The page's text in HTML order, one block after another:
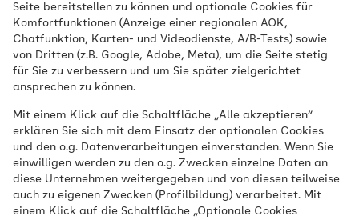
Seite bereitstellen zu können und optionale Cookies für
Komfortfunktionen (Anzeige einer regionalen AOK,
Chatfunktion, Karten- und Videodienste, A/B-Tests) sowie
von Dritten (z.B. Google, Adobe, Meta), um die Seite stetig
für Sie zu verbessern und um Sie später zielgerichtet
ansprechen zu können.
Mit einem Klick auf die Schaltfläche „Alle akzeptieren“
erklären Sie sich mit dem Einsatz der optionalen Cookies
und den o.g. Datenverarbeitungen einverstanden. Wenn Sie
einwilligen werden zu den o.g. Zwecken einzelne Daten an
diese Unternehmen weitergegeben und von diesen teilweise
auch zu eigenen Zwecken (Profilbildung) verarbeitet. Mit
einem Klick auf die Schaltfläche „Optionale Cookies
Warum Möhren
Superkräfte haben
Veröffentlicht am:
05.12.2025 5 Minuten Lesedauer
Im Theaterstück „Henrietta in Fructonia“
lernen Grundschulkinder spielerisch, wie
viel Gutes in Obst sowie Gemüse steckt
und wie gesunde Ernährung auch in der